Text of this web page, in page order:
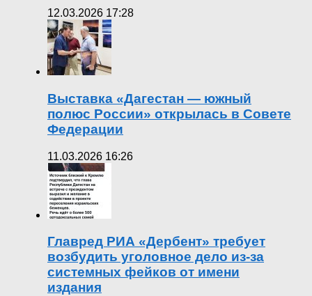
12.03.2026 17:28
Выставка «Дагестан — южный
полюс России» открылась в Совете
Федерации
11.03.2026 16:26
Главред РИА «Дербент» требует
возбудить уголовное дело из-за
системных фейков от имени
издания